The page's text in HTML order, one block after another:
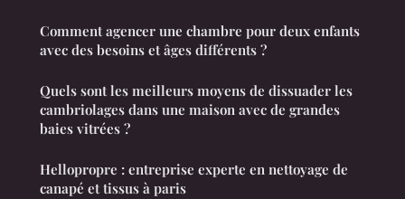
Comment agencer une chambre pour deux enfants
avec des besoins et âges différents ?
Quels sont les meilleurs moyens de dissuader les
cambriolages dans une maison avec de grandes
baies vitrées ?
Hellopropre : entreprise experte en nettoyage de
canapé et tissus à paris